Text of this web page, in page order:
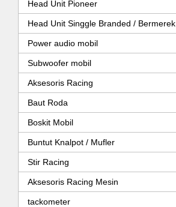
Head Unit Pioneer
Head Unit Singgle Branded / Bermerek
Power audio mobil
Subwoofer mobil
Aksesoris Racing
Baut Roda
Boskit Mobil
Buntut Knalpot / Mufler
Stir Racing
Aksesoris Racing Mesin
tackometer